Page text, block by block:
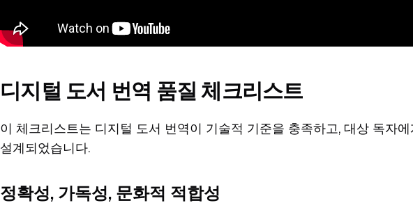
디지털 도서 번역 품질 체크리스트
이 체크리스트는 디지털 도서 번역이 기술적 기준을 충족하고, 대상 독자
설계되었습니다.
정확성, 가독성, 문화적 적합성